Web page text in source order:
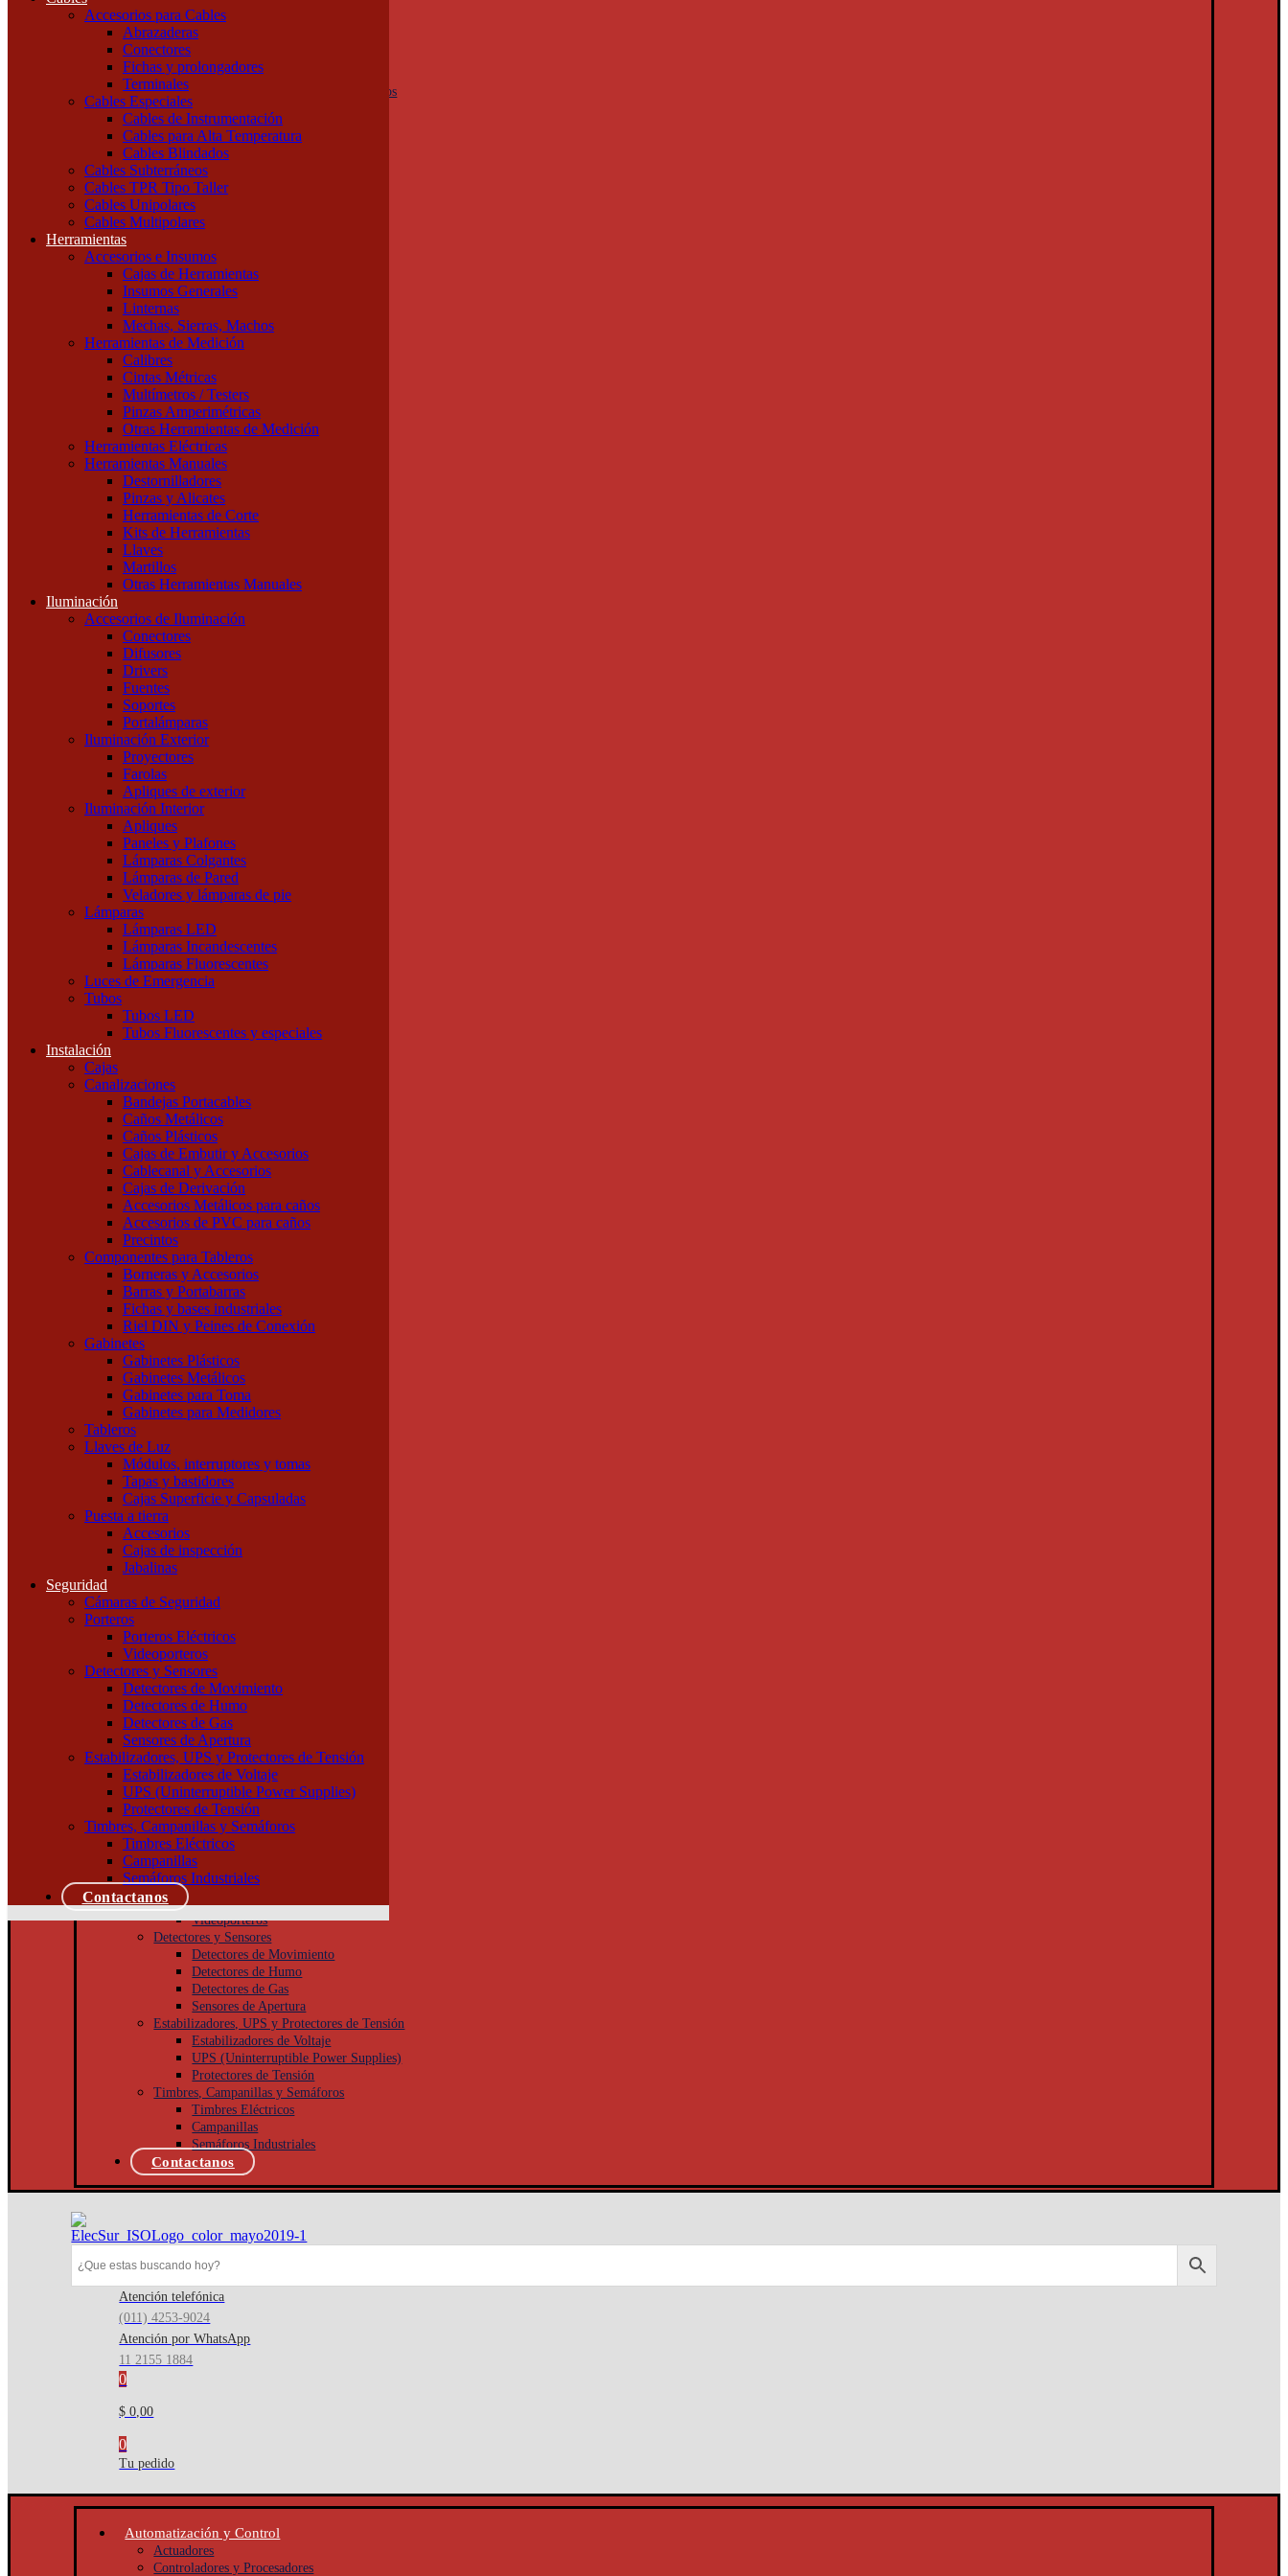
Accesorios para Cables
Abrazaderas
Conectores
Fichas y prolongadores
Terminales
Cables Especiales
Cables de Instrumentación
Cables para Alta Temperatura
Cables Blindados
Cables Subterráneos
Cables TPR Tipo Taller
Cables Unipolares
Cables Multipolares
Herramientas
Accesorios e Insumos
Cajas de Herramientas
Insumos Generales
Linternas
Mechas, Sierras, Machos
Herramientas de Medición
Calibres
Cintas Métricas
Multímetros / Testers
Pinzas Amperimétricas
Otras Herramientas de Medición
Herramientas Eléctricas
Herramientas Manuales
Destornilladores
Pinzas y Alicates
Herramientas de Corte
Kits de Herramientas
Llaves
Martillos
Otras Herramientas Manuales
Iluminación
Accesorios de Iluminación
Conectores
Difusores
Drivers
Fuentes
Soportes
Portalámparas
Iluminación Exterior
Proyectores
Farolas
Apliques de exterior
Iluminación Interior
Apliques
Paneles y Plafones
Lámparas Colgantes
Lámparas de Pared
Veladores y lámparas de pie
Lámparas
Lámparas LED
Lámparas Incandescentes
Lámparas Fluorescentes
Luces de Emergencia
Tubos
Tubos LED
Tubos Fluorescentes y especiales
Instalación
Cajas
Canalizaciones
Bandejas Portacables
Caños Metálicos
Caños Plásticos
Cajas de Embutir y Accesorios
Cablecanal y Accesorios
Cajas de Derivación
Accesorios Metálicos para caños
Accesorios de PVC para caños
Precintos
Componentes para Tableros
Borneras y Accesorios
Barras y Portabarras
Fichas y bases industriales
Riel DIN y Peines de Conexión
Gabinetes
Gabinetes Plásticos
Gabinetes Metálicos
Gabinetes para Toma
Gabinetes para Medidores
Tableros
Llaves de Luz
Módulos, interruptores y tomas
Tapas y bastidores
Cajas Superficie y Capsuladas
Puesta a tierra
Accesorios
Cajas de inspección
Jabalinas
Seguridad
Cámaras de Seguridad
Porteros
Porteros Eléctricos
Videoporteros
Detectores y Sensores
Detectores de Movimiento
Detectores de Humo
Detectores de Gas
Sensores de Apertura
Estabilizadores, UPS y Protectores de Tensión
Estabilizadores de Voltaje
UPS (Uninterruptible Power Supplies)
Protectores de Tensión
Timbres, Campanillas y Semáforos
Timbres Eléctricos
Campanillas
Semáforos Industriales
Contactanos
Ojos de Buey
Selectoras
Dispositivos de Protección
Fusibles y descargadores atmosféricos
Termomagnéticas y diferenciales
Contactores
Guardamotores
Relés térmicos
Interruptores y seccionadores
Accesorios y Componentes
Borneras y Accesorios
Rieles y Soportes
Cables
Accesorios para Cables
Abrazaderas
Fichas y prolongadores
Terminales
Cables Especiales
Cables de Instrumentación
Cables para Alta Temperatura
Cables Blindados
Cables Subterráneos
Cables TPR Tipo Taller
Cables Unipolares
Cables Multipolares
Herramientas
Accesorios e Insumos
Cajas de Herramientas
Mechas, Sierras, Machos
Herramientas de Medición
Calibres
Herramientas Eléctricas
Herramientas Manuales
Destornilladores
Pinzas y Alicates
Kits de Herramientas
Llaves
Otras Herramientas Manuales
Iluminación
Accesorios de Iluminación
Conectores
Drivers
Fuentes
Soportes
Portalámparas
Proyectores
Farolas
Paneles y Plafones
Lámparas Colgantes
Lámparas de Pared
Veladores y lámparas de pie
Lámparas
Lámparas LED
Lámparas Incandescentes
Lámparas Fluorescentes
Luces de Emergencia
Tubos
Tubos LED
Tubos Fluorescentes y especiales
Instalación
Cajas
Canalizaciones
Bandejas Portacables
Caños Metálicos
Caños Plásticos
Cajas de Embutir y Accesorios
Accesorios Metálicos para caños
Accesorios de PVC para caños
Precintos
Componentes para Tableros
Borneras y Accesorios
Barras y Portabarras
Gabinetes
Gabinetes Plásticos
Gabinetes Metálicos
Gabinetes para Toma
Gabinetes para Medidores
Tableros
Llaves de Luz
Módulos, interruptores y tomas
Tapas y bastidores
Cajas Superficie y Capsuladas
Puesta a tierra
Accesorios
Cajas de inspección
Jabalinas
Seguridad
Cámaras de Seguridad
Porteros
Porteros Eléctricos
Videoporteros
Detectores y Sensores
Detectores de Movimiento
Detectores de Humo
Detectores de Gas
Sensores de Apertura
Estabilizadores, UPS y Protectores de Tensión
Estabilizadores de Voltaje
UPS (Uninterruptible Power Supplies)
Protectores de Tensión
Timbres, Campanillas y Semáforos
Timbres Eléctricos
Campanillas
Semáforos Industriales
Contactanos
Atención telefónica
(011) 4253-9024
Atención por WhatsApp
11 2155 1884
0
$ 0,00
0
Tu pedido
Automatización y Control
Actuadores
Controladores y Procesadores